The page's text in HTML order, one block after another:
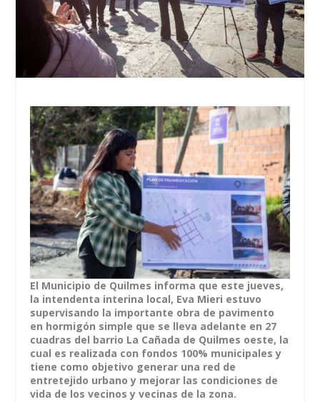
El Municipio de Quilmes informa que este jueves,
la intendenta interina local, Eva Mieri estuvo
supervisando la importante obra de pavimento
en hormigón simple que se lleva adelante en 27
cuadras del barrio La Cañada de Quilmes oeste, la
cual es realizada con fondos 100% municipales y
tiene como objetivo generar una red de
entretejido urbano y mejorar las condiciones de
vida de los vecinos y vecinas de la zona.